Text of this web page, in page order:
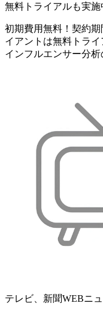
無料トライアルも実施
初期費用無料！契約
イアントは無料トラ
インフルエンサー分析
テレビ、新聞WEBニ